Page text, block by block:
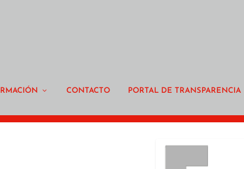
CONTACTO PORTAL DE TRANSPARENCIA